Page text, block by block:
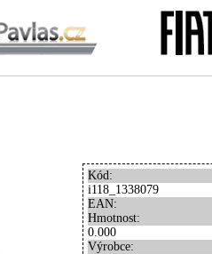
Kód:
i118_1338079
EAN:
Hmotnost:
0.000
Výrobce: